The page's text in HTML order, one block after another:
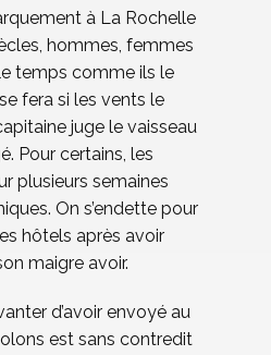
à La Rochelle
hommes, femmes
temps comme ils le
fera si les vents le
juge le vaisseau
Pour certains, les
plusieurs semaines
On s’endette pour
hôtels après avoir
maigre avoir.
d’avoir envoyé au
est sans contredit